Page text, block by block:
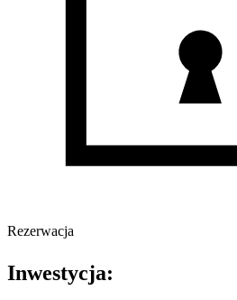
Rezerwacja
Inwestycja: